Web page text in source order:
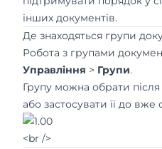
інших документів.
Де знаходяться групи
Робота з групами
Управління > Групи.
Групу можна обрати
або застосувати її до
<br />